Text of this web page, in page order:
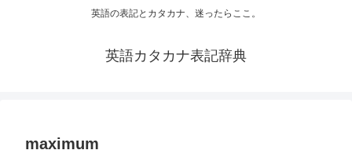
英語の表記とカタカナ、迷ったらここ。
英語カタカナ表記辞典
maximum